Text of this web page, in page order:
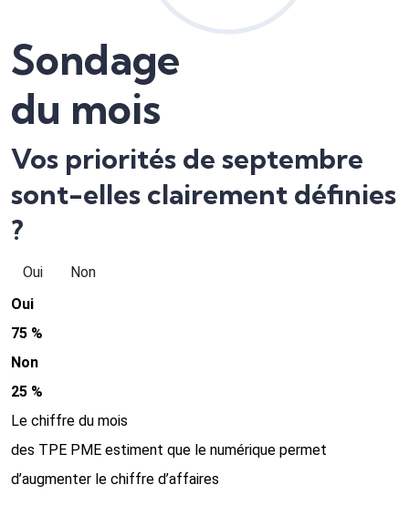
Sondage
du mois
Vos priorités de septembre
sont-elles clairement définies
?
Oui
Non
Oui
75 %
Non
25 %
Le chiffre du mois
des TPE PME estiment que le numérique permet
d’augmenter le chiffre d’affaires